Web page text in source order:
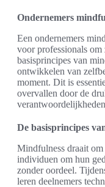
Ondernemers
Een ondernemers
voor professionals
basisprincipes van
ontwikkelen van
moment. Dit is
overvallen door de
De basisprincipes
Mindfulness draait om
individuen om hun
zonder oordeel.
leren deelnemers